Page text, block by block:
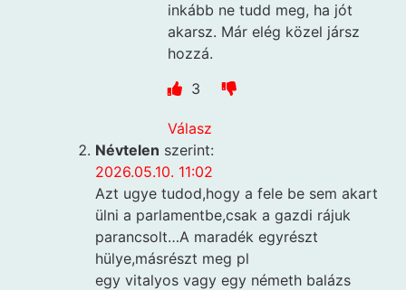
inkább ne tudd meg, ha jót
akarsz. Már elég közel jársz
hozzá.
3
Válasz
Névtelen szerint:
2026.05.10. 11:02
Azt ugye tudod,hogy a fele be sem akart
ülni a parlamentbe,csak a gazdi rájuk
parancsolt…A maradék egyrészt
hülye,másrészt meg pl
egy vitalyos vagy egy németh balázs